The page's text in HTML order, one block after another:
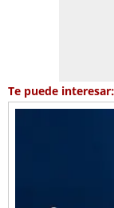
Te puede interesar: